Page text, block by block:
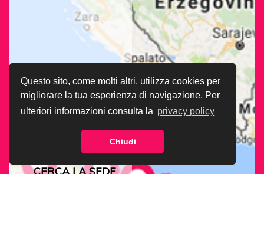
Questo sito, come molti altri, utilizza cookies per
migliorare la tua esperienza di navigazione. Per
ulteriori informazioni consulta la privacy policy
Chiudi
CERCA LA SEDE